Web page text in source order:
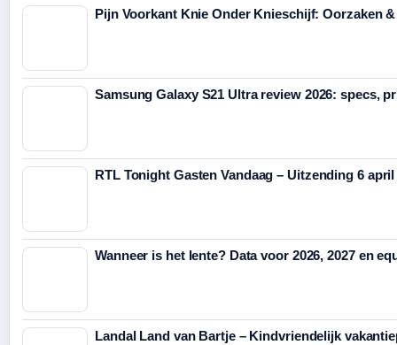
Pijn Voorkant Knie Onder Knieschijf: Oorzaken
Samsung Galaxy S21 Ultra review 2026: specs,
RTL Tonight Gasten Vandaag – Uitzending 6
Wanneer is het lente? Data voor 2026, 2027 en
Landal Land van Bartje – Kindvriendelijk